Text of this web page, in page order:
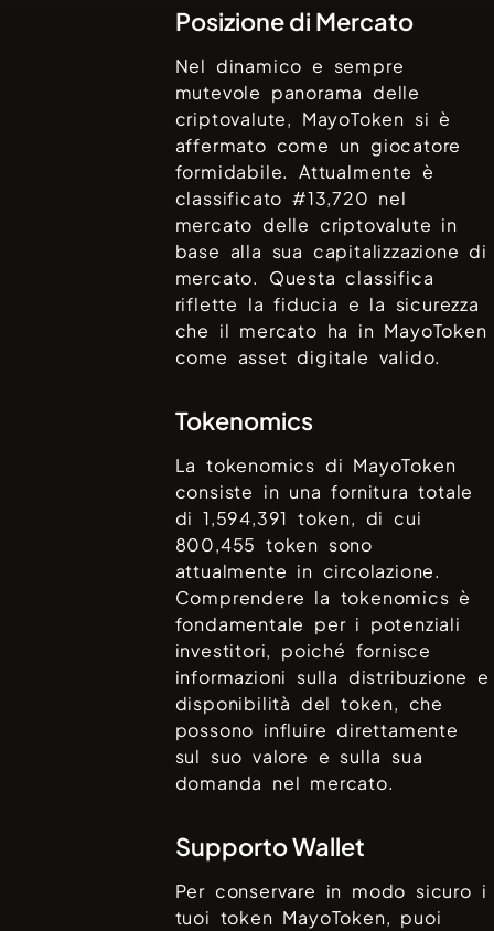
Posizione di Mercato
Nel dinamico e sempre
mutevole panorama delle
criptovalute, MayoToken si è
affermato come un giocatore
formidabile. Attualmente è
classificato #13,720 nel
mercato delle criptovalute in
base alla sua capitalizzazione di
mercato. Questa classifica
riflette la fiducia e la sicurezza
che il mercato ha in MayoToken
come asset digitale valido.
Tokenomics
La tokenomics di MayoToken
consiste in una fornitura totale
di1,594,391 token, di cui
800,455 token sono
attualmente in circolazione.
Comprendere la tokenomics è
fondamentale per i potenziali
investitori, poiché fornisce
informazioni sulla distribuzione e
disponibilità del token, che
possono influire direttamente
sul suo valore e sulla sua
domanda nel mercato.
Supporto Wallet
Per conservare in modo sicuro i
tuoi token MayoToken, puoi